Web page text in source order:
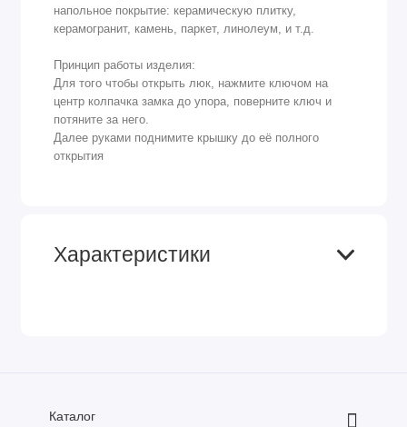
напольное покрытие: керамическую плитку,
керамогранит, камень, паркет, линолеум, и т.д.
Принцип работы изделия:
Для того чтобы открыть люк, нажмите ключом на
центр колпачка замка до упора, поверните ключ и
потяните за него.
Далее руками поднимите крышку до её полного
открытия
Характеристики
Каталог